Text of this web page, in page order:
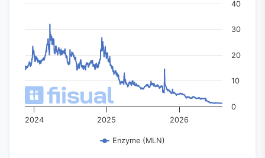
Enzyme (MLN)
2024 2025 2026
0
10
20
30
40